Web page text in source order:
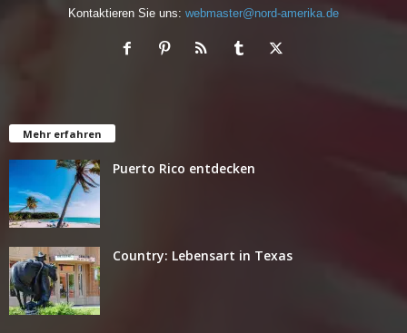
Kontaktieren Sie uns: webmaster@nord-amerika.de
Mehr erfahren
Puerto Rico entdecken
Country: Lebensart in Texas